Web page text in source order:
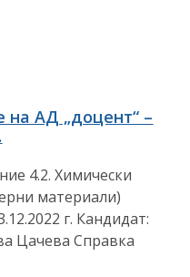
на АД „доцент“ –
4.2. Химически
материали)
г. Кандидат:
Цачева Справка